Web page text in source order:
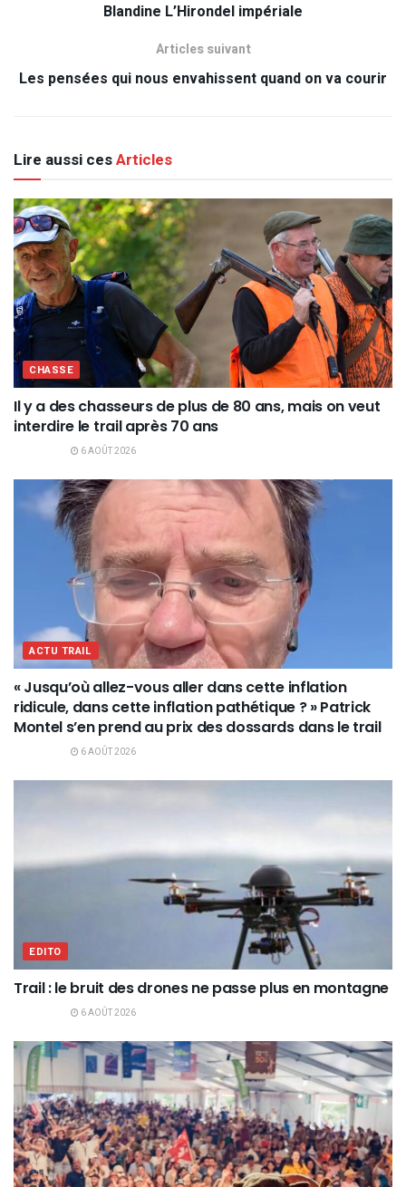
Blandine L’Hirondel impériale
Articles suivant
Les pensées qui nous envahissent quand on va courir
Lire aussi cesArticles
CHASSE
Il y a des chasseurs de plus de 80 ans, mais on veut
interdire le trail après 70 ans
6 AOÛT 2026
ACTU TRAIL
« Jusqu’où allez-vous aller dans cette inflation
ridicule, dans cette inflation pathétique ? » Patrick
Montel s’en prend au prix des dossards dans le trail
6 AOÛT 2026
EDITO
Trail : le bruit des drones ne passe plus en montagne
6 AOÛT 2026